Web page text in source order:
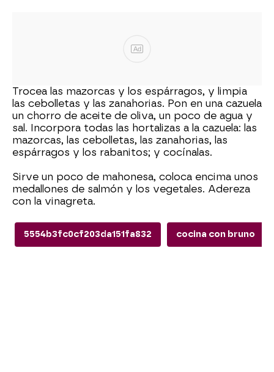
Ad
Trocea las mazorcas y los espárragos, y limpia
las cebolletas y las zanahorias. Pon en una cazuela
un chorro de aceite de oliva, un poco de agua y
sal. Incorpora todas las hortalizas a la cazuela: las
mazorcas, las cebolletas, las zanahorias, las
espárragos y los rabanitos; y cocínalas.
Sirve un poco de mahonesa, coloca encima unos
medallones de salmón y los vegetales. Adereza
con la vinagreta.
5554b3fc0cf203da151fa832 cocina con bruno